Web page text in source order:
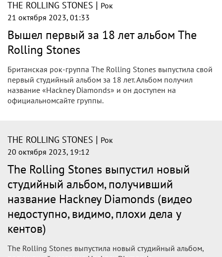
за 18 лет альбом Hackney Diamonds
В записи альбома принимали участие Пол Маккартни и
Леди Гага.
Легендарная британская рок-группа The Rolling Stones
спустя долгое время выпустила новый альбом Hackney
Diamonds.
The Rolling Stones выпустили первый
за 18 лет альбом
Британская рок-группа The Rolling Stones выпустила свой
новый студийный альбом под названием Hackney
Diamonds. Это первая за 18 лет пластинка рокеров с
оригинальными песнями и первая после смерти
барабанщика Чарли Уоттса.